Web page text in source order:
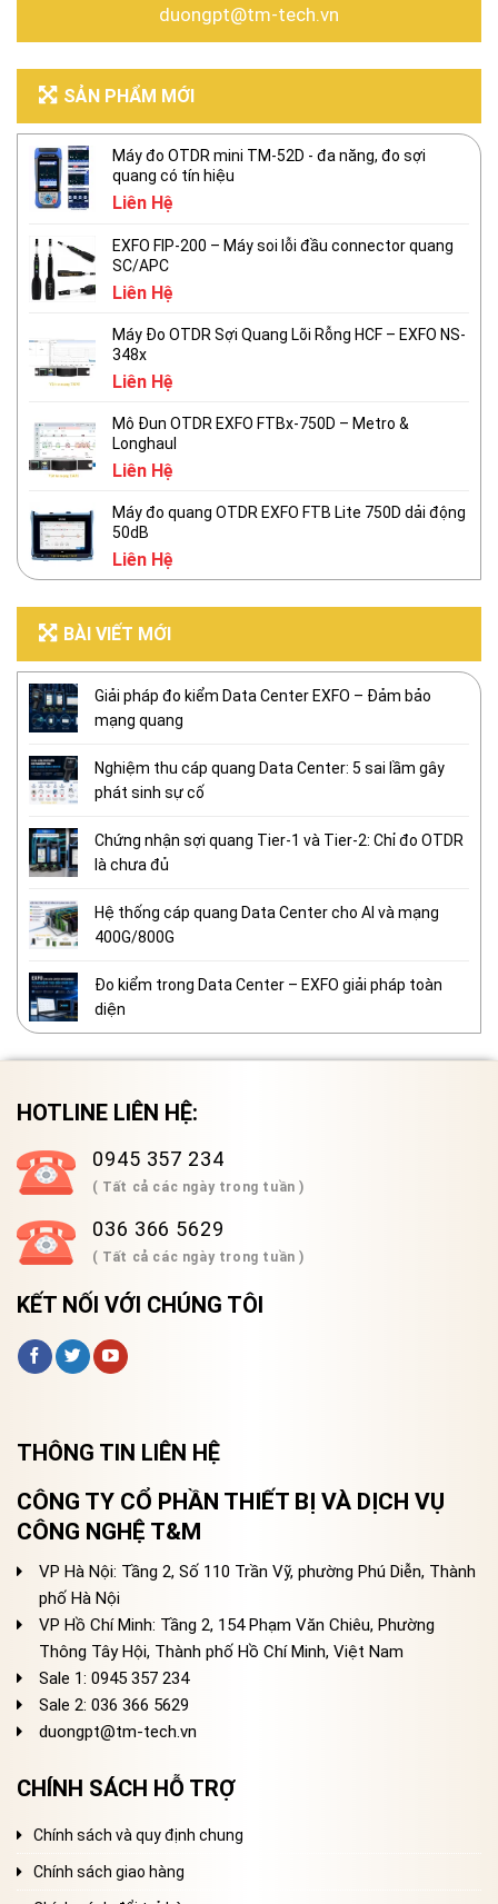
duongpt@tm-tech.vn
SẢN PHẨM MỚI
Máy đo OTDR mini TM-52D - đa năng, đo sợi
quang có tín hiệu
Liên Hệ
EXFO FIP-200 – Máy soi lỗi đầu connector quang
SC/APC
Liên Hệ
Máy Đo OTDR Sợi Quang Lõi Rỗng HCF – EXFO NS-
348x
Liên Hệ
Mô Đun OTDR EXFO FTBx-750D – Metro &
Longhaul
Liên Hệ
Máy đo quang OTDR EXFO FTB Lite 750D dải động
50dB
Liên Hệ
BÀI VIẾT MỚI
Giải pháp đo kiểm Data Center EXFO – Đảm bảo
mạng quang
Nghiệm thu cáp quang Data Center: 5 sai lầm gây
phát sinh sự cố
Chứng nhận sợi quang Tier-1 và Tier-2: Chỉ đo OTDR
là chưa đủ
Hệ thống cáp quang Data Center cho AI và mạng
400G/800G
Đo kiểm trong Data Center – EXFO giải pháp toàn
diện
HOTLINE LIÊN HỆ:
0945 357 234
( Tất cả các ngày trong tuần )
036 366 5629
( Tất cả các ngày trong tuần )
KẾT NỐI VỚI CHÚNG TÔI
THÔNG TIN LIÊN HỆ
CÔNG TY CỔ PHẦN THIẾT BỊ VÀ DỊCH VỤ
CÔNG NGHỆ T&M
VP Hà Nội: Tầng 2, Số 110 Trần Vỹ, phường Phú Diễn, Thành
phố Hà Nội
VP Hồ Chí Minh: Tầng 2, 154 Phạm Văn Chiêu, Phường
Thông Tây Hội, Thành phố Hồ Chí Minh, Việt Nam
Sale 1: 0945 357 234
Sale 2: 036 366 5629
duongpt@tm-tech.vn
CHÍNH SÁCH HỖ TRỢ
Chính sách và quy định chung
Chính sách giao hàng